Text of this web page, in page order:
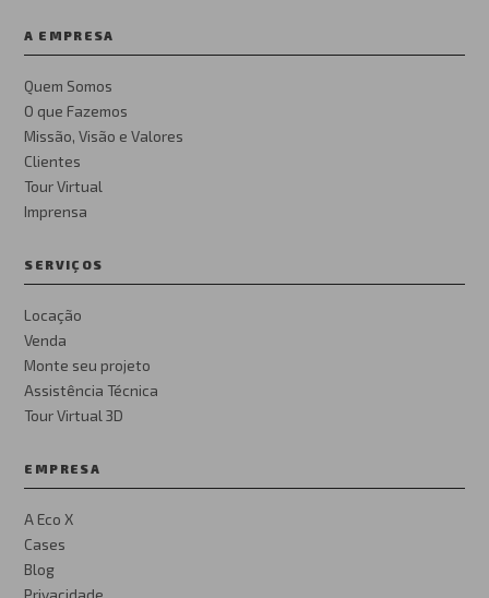
A EMPRESA
Quem Somos
O que Fazemos
Missão, Visão e Valores
Clientes
Tour Virtual
Imprensa
SERVIÇOS
Locação
Venda
Monte seu projeto
Assistência Técnica
Tour Virtual 3D
EMPRESA
A Eco X
Cases
Blog
Privacidade